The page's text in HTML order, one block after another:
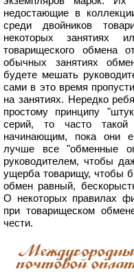
недостающие в
среди двойников
некоторых занятиях
товарищеского обмена
обычных занятиях
будете мешать
сами в это время
на занятиях. Нередко
простому принципу
серий, то часто
начинающим, пока они
лучше все "обменные
руководителем, чтобы
ущерба товарищу, чтобы
обмен равный,
О некоторых правилах
при товарищеском
чести.
почтовой